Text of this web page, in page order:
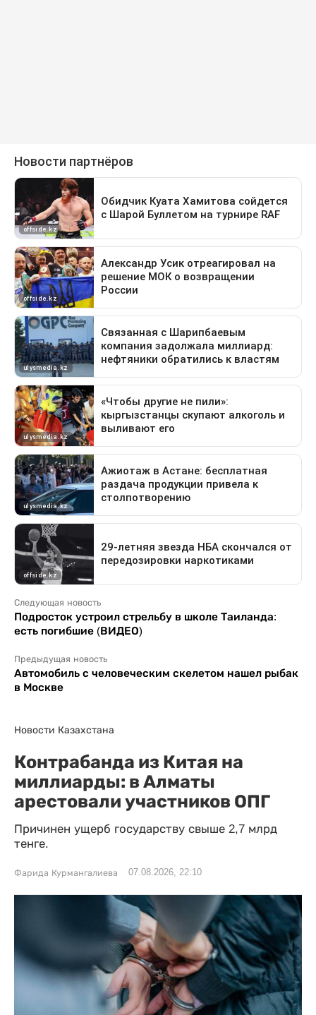
Следующая новость
Подросток устроил стрельбу в школе Таиланда:
есть погибшие (ВИДЕО)
Предыдущая новость
Автомобиль с человеческим скелетом нашел рыбак
в Москве
Новости Казахстана
Контрабанда из Китая на
миллиарды: в Алматы
арестовали участников ОПГ
Причинен ущерб государству свыше 2,7 млрд
тенге.
Фарида Курмангалиева 07.08.2026, 22:10